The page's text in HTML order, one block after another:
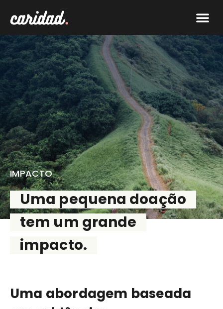
IMPACTO
Uma pequena doação
tem um grande
impacto.
Uma abordagem baseada